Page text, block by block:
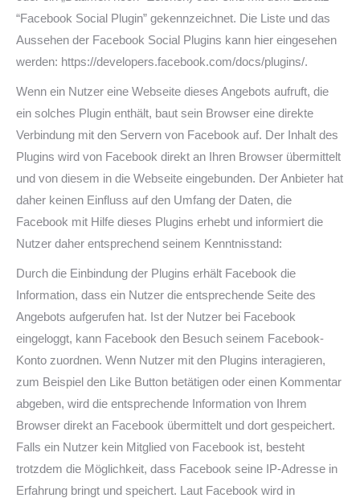
“Facebook Social Plugin” gekennzeichnet. Die Liste und das
Aussehen der Facebook Social Plugins kann hier eingesehen
werden: https://developers.facebook.com/docs/plugins/.
Wenn ein Nutzer eine Webseite dieses Angebots aufruft, die
ein solches Plugin enthält, baut sein Browser eine direkte
Verbindung mit den Servern von Facebook auf. Der Inhalt des
Plugins wird von Facebook direkt an Ihren Browser übermittelt
und von diesem in die Webseite eingebunden. Der Anbieter hat
daher keinen Einfluss auf den Umfang der Daten, die
Facebook mit Hilfe dieses Plugins erhebt und informiert die
Nutzer daher entsprechend seinem Kenntnisstand:
Durch die Einbindung der Plugins erhält Facebook die
Information, dass ein Nutzer die entsprechende Seite des
Angebots aufgerufen hat. Ist der Nutzer bei Facebook
eingeloggt, kann Facebook den Besuch seinem Facebook-
Konto zuordnen. Wenn Nutzer mit den Plugins interagieren,
zum Beispiel den Like Button betätigen oder einen Kommentar
abgeben, wird die entsprechende Information von Ihrem
Browser direkt an Facebook übermittelt und dort gespeichert.
Falls ein Nutzer kein Mitglied von Facebook ist, besteht
trotzdem die Möglichkeit, dass Facebook seine IP-Adresse in
Erfahrung bringt und speichert. Laut Facebook wird in